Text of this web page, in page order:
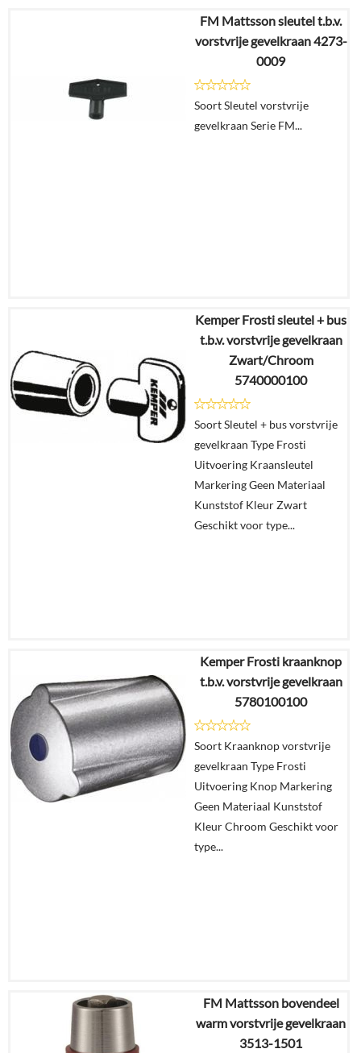
FM Mattsson sleutel t.b.v.
vorstvrije gevelkraan 4273-
0009
Soort Sleutel vorstvrije
gevelkraan Serie FM...
€11,58
€7,25
In
winkelmand
Kemper Frosti sleutel + bus
t.b.v. vorstvrije gevelkraan
Zwart/Chroom
5740000100
Soort Sleutel + bus vorstvrije
gevelkraan Type Frosti
Uitvoering Kraansleutel
Markering Geen Materiaal
Kunststof Kleur Zwart
Geschikt voor type...
€36,51
€33,06
In
winkelmand
Kemper Frosti kraanknop
t.b.v. vorstvrije gevelkraan
5780100100
Soort Kraanknop vorstvrije
gevelkraan Type Frosti
Uitvoering Knop Markering
Geen Materiaal Kunststof
Kleur Chroom Geschikt voor
type...
€30,84
€24,60
FM Mattsson bovendeel
warm vorstvrije gevelkraan
3513-1501